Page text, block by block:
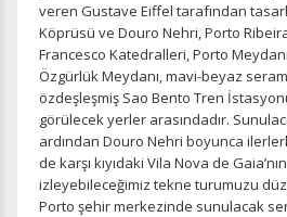
veren Gustave Eiffel tarafından
Köprüsü ve Douro Nehri, Porto
Francesco Katedralleri, Porto
Özgürlük Meydanı, mavi-beyaz
özdeşleşmiş Sao Bento Tren
görülecek yerler arasındadır.
ardından Douro Nehri boyunca
de karşı kıyıdaki Vila Nova de
izleyebileceğimiz tekne turumuzu
Porto şehir merkezinde sunulacak